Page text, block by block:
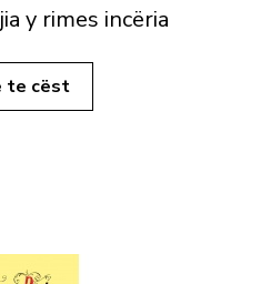
y rimes incëria
te cëst